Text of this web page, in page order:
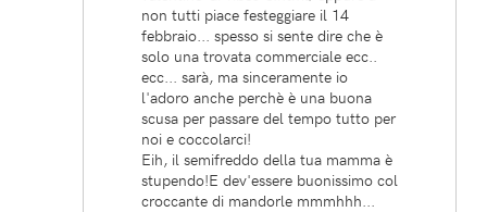
non tutti piace festeggiare il 14
febbraio... spesso si sente dire che è
solo una trovata commerciale ecc..
ecc... sarà, ma sinceramente io
l'adoro anche perchè è una buona
scusa per passare del tempo tutto per
noi e coccolarci!
Eih, il semifreddo della tua mamma è
stupendo!E dev'essere buonissimo col
croccante di mandorle mmmhhh...